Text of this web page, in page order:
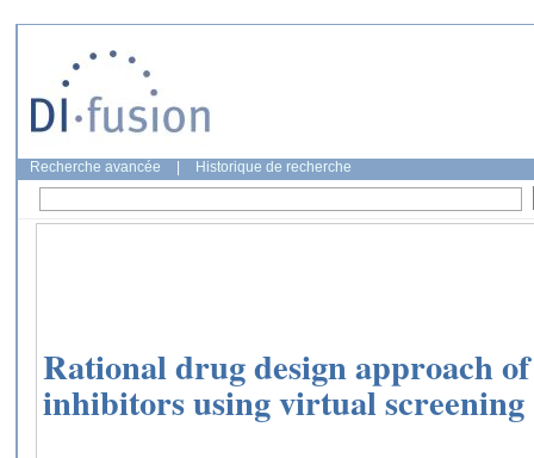
Recherche avancée Historique de recherche
Rational drug design approach
inhibitors using virtual screening